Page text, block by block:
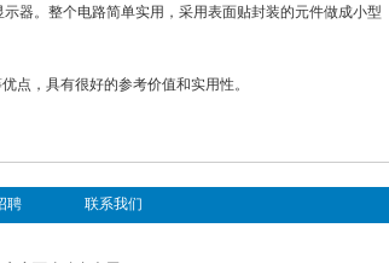
器。整个电路简单实用，采用表面贴封装的元件做成小型
点，具有很好的参考价值和实用性。
聘 联系我们